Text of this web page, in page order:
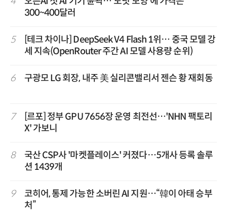
300~400달러
5
[테크 차이나] DeepSeek V4 Flash 1위… 중국 모델 강
세 지속(OpenRouter 주간 AI 모델 사용량 순위)
6 구광모 LG 회장, 내주 美 실리콘밸리서 젠슨 황 재회동
7
[르포] 정부 GPU 7656장 운영 최전선…'NHN 팩토리
X' 가보니
8
국산 CSP사 '마켓플레이스' 커졌다…5개사 등록 솔루
션 1439개
9
코히어, 통제 가능한 소버린 AI 지원…“韓이 아태 승부
처”